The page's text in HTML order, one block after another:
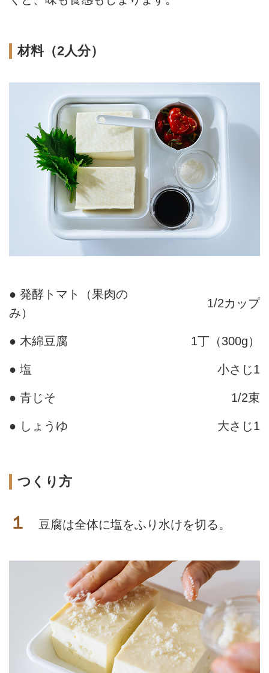
材料（2人分）
● 発酵トマト（果肉の
み）
1/2カップ
● 木綿豆腐 1丁（300g）
● 塩 小さじ1
● 青じそ 1/2束
● しょうゆ 大さじ1
つくり方
１ 豆腐は全体に塩をふり水けを切る。